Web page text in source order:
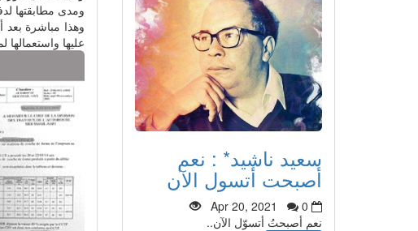
ومدى مطابقتها
وهذا مباشرة بعد
عليها
سعيد ناشيد* : نعم
أصبحت أتسول الآن
Apr 20, 2021
0
نعم أصبحتُ أتسوّل الآن..